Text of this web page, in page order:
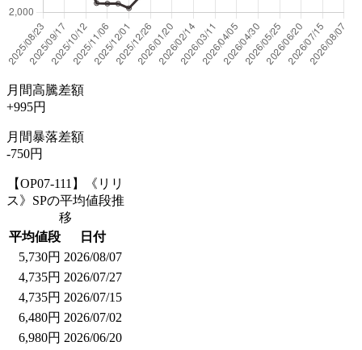
月間高騰差額
+995円
月間暴落差額
-750円
【OP07-111】《リリ
ス》SPの平均値段推
移
平均値段
日付
5,730円 2026/08/07
4,735円 2026/07/27
4,735円 2026/07/15
6,480円 2026/07/02
6,980円 2026/06/20